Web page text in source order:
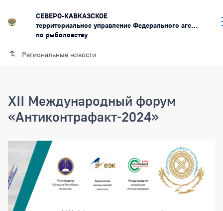
СЕВЕРО-КАВКАЗСКОЕ
территориальное управление Федерального агентства
по рыболовству
Региональные новости
XII Международный форум
«Антиконтрафакт-2024»
XII Международный форум